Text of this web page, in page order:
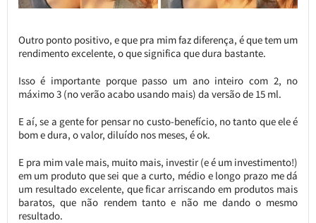
Outro ponto positivo, e que pra mim faz diferença, é que tem um
rendimento excelente, o que significa que dura bastante.
Isso é importante porque passo um ano inteiro com 2, no
máximo 3 (no verão acabo usando mais) da versão de 15 ml.
E aí, se a gente for pensar no custo-benefício, no tanto que ele é
bom e dura, o valor, diluído nos meses, é ok.
E pra mim vale mais, muito mais, investir (e é um investimento!)
em um produto que sei que a curto, médio e longo prazo me dá
um resultado excelente, que ficar arriscando em produtos mais
baratos, que não rendem tanto e não me dando o mesmo
resultado.